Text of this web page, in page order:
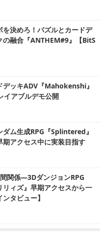
決めろ！パズルとカードデ
の融合『ANTHEM#9』【BitS
デッキADV『Mahokenshi』
アブルデモ公開
ム生成RPG『Splintered』
期アクセス中に実装目指す
関係―3DダンジョンRPG
リィズ』早期アクセスから一
タビュー】